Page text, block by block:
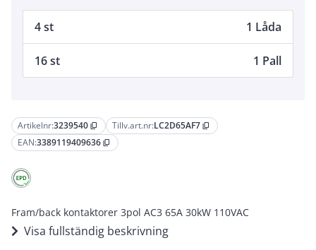
Artikelnr:3239540 content_copy Tillv.art.nr:LC2D65AF7 content_copy
EAN:3389119409636 content_copy
Fram/back kontaktorer 3pol AC3 65A 30kW 110VAC
Visa fullständig beskrivning
4 st 1 Låda
16 st 1 Pall